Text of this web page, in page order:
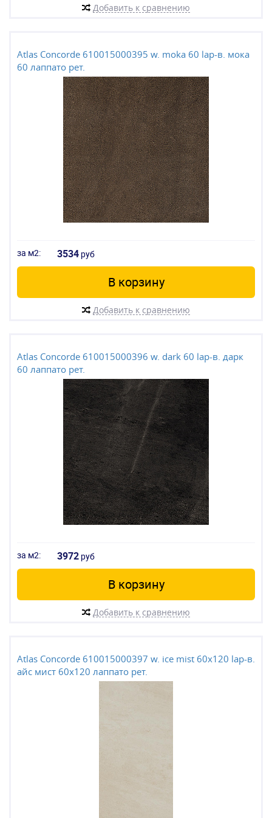
Добавить к сравнению
Atlas Concorde 610015000395 w. moka 60 lap-в. мока
60 лаппато рет.
за м2: 3534 руб
В корзину
Добавить к сравнению
Atlas Concorde 610015000396 w. dark 60 lap-в. дарк
60 лаппато рет.
за м2: 3972 руб
В корзину
Добавить к сравнению
Atlas Concorde 610015000397 w. ice mist 60x120 lap-в.
айс мист 60x120 лаппато рет.